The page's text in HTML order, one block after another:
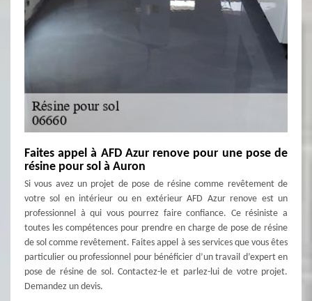
Faites appel à AFD Azur renove pour une pose de
résine pour sol à Auron
Si vous avez un projet de pose de résine comme revêtement de
votre sol en intérieur ou en extérieur AFD Azur renove est un
professionnel à qui vous pourrez faire confiance. Ce résiniste a
toutes les compétences pour prendre en charge de pose de résine
de sol comme revêtement. Faites appel à ses services que vous êtes
particulier ou professionnel pour bénéficier d’un travail d’expert en
pose de résine de sol. Contactez-le et parlez-lui de votre projet.
Demandez un devis.